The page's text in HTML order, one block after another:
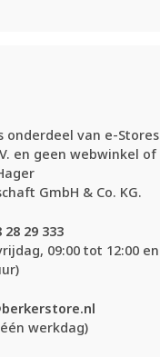
onderdeel van e-Stores
en geen webwinkel of
GmbH & Co. KG.
28 29 333
09:00 tot 12:00 en
werkdag)